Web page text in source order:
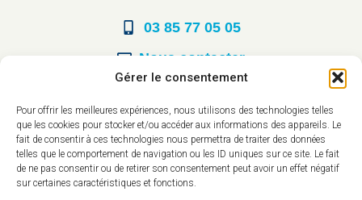
Gérer le consentement
Pour offrir les meilleures expériences, nous utilisons des technologies telles
que les cookies pour stocker et/ou accéder aux informations des appareils. Le
fait de consentir à ces technologies nous permettra de traiter des données
telles que le comportement de navigation ou les ID uniques sur ce site. Le fait
de ne pas consentir ou de retirer son consentement peut avoir un effet négatif
sur certaines caractéristiques et fonctions.
03 85 77 05 05
Nous contacter
Du lundi au vendredi :
8h30 à 12h00